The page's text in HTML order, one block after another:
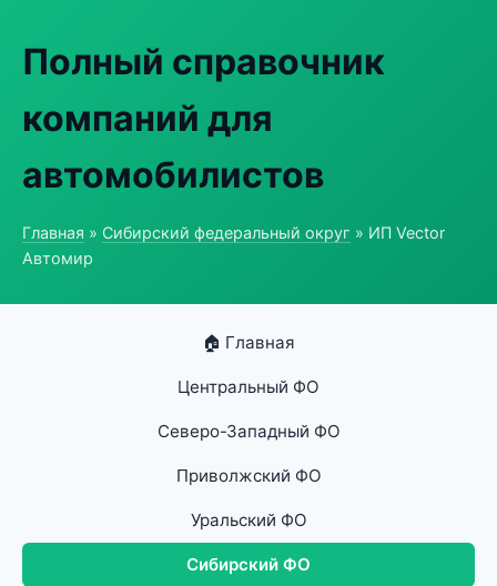
Полный справочник
компаний для
автомобилистов
Главная » Сибирский федеральный округ » ИП Vector
Автомир
🏠 Главная
Центральный ФО
Северо-Западный ФО
Приволжский ФО
Уральский ФО
Сибирский ФО